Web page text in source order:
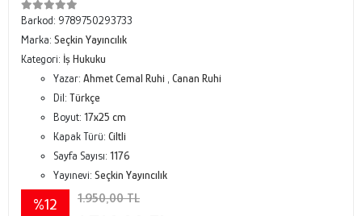
Barkod: 9789750293733
Marka: Seçkin Yayıncılık
Kategori: İş Hukuku
Yazar: Ahmet Cemal Ruhi
Canan Ruhi
Dil: Türkçe
Boyut: 17x25 cm
Kapak Türü: Ciltli
Sayfa Sayısı: 1176
Yayınevi: Seçkin Yayıncılık
%12 1.950,00 TL